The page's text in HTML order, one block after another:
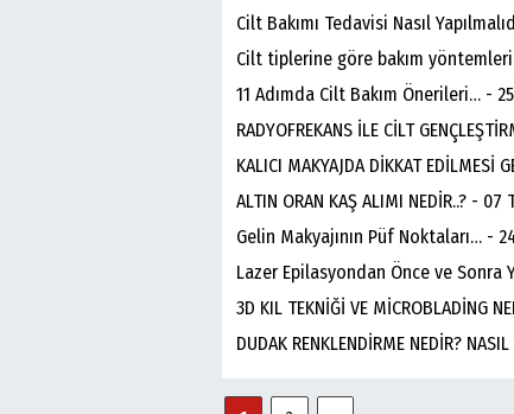
Cilt Bakımı Tedavisi Nasıl
Cilt tiplerine göre bakım
11 Adımda Cilt Bakım Önerileri… -
RADYOFREKANS İLE CİLT
KALICI MAKYAJDA DİKKAT EDİLMESİ
ALTIN ORAN KAŞ ALIMI NEDİR..? - 07
Gelin Makyajının Püf Noktaları… -
Lazer Epilasyondan Önce ve Sonra
3D KIL TEKNİĞİ VE MİCROBLADİNG
DUDAK RENKLENDİRME NEDİR?